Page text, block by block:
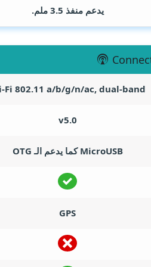
يدعم منفذ 3.5 ملم.
Fi 802.11 a/b/g/n/ac, dual-band
v5.0
MicroUSB كما يدعم الـ OTG
GPS